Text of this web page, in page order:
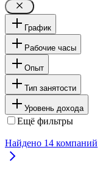
График
Рабочие часы
Опыт
Тип занятости
Уровень дохода
Ещё фильтры
Найдено 14 компаний